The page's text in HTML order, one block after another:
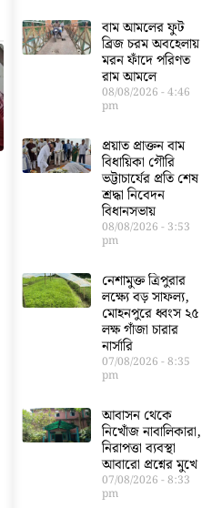
বাম আমলের ফুট
ব্রিজ চরম অবহেলায়
মরন ফাঁদে পরিণত
রাম আমলে
08/08/2026 4:46
pm
প্রয়াত প্রাক্তন বাম
বিধায়িকা গৌরি
ভট্টাচার্যের প্রতি শেষ
শ্রদ্ধা নিবেদন
বিধানসভায়
08/08/2026 3:53
pm
নেশামুক্ত ত্রিপুরার
লক্ষ্যে বড় সাফল্য,
মোহনপুরে ধ্বংস ২৫
লক্ষ গাঁজা চারার
নার্সারি
07/08/2026 8:35
pm
আবাসন থেকে
নিখোঁজ নাবালিকারা,
নিরাপত্তা ব্যবস্থা
আবারো প্রশ্নের মুখে
07/08/2026 8:33
pm